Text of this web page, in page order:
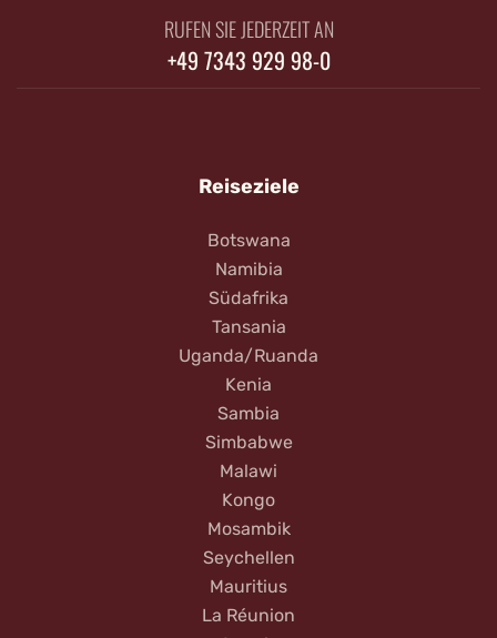
RUFEN SIE JEDERZEIT AN
+49 7343 929 98-0
Reiseziele
Botswana
Namibia
Südafrika
Tansania
Uganda/Ruanda
Kenia
Sambia
Simbabwe
Malawi
Kongo
Mosambik
Seychellen
Mauritius
La Réunion